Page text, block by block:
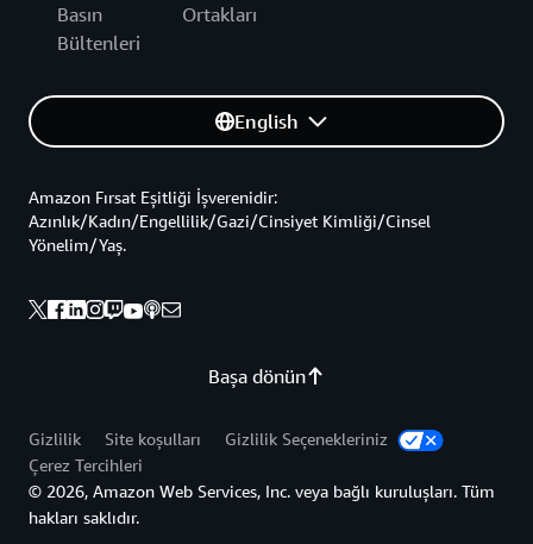
Basın
Bültenleri
Ortakları
English
Başa dönün
Amazon Fırsat Eşitliği İşverenidir:
Azınlık/Kadın/Engellilik/Gazi/Cinsiyet Kimliği/Cinsel
Yönelim/Yaş.
Gizlilik Site koşulları
Gizlilik Seçenekleriniz
Çerez Tercihleri
© 2026, Amazon Web Services, Inc. veya bağlı kuruluşları. Tüm
hakları saklıdır.